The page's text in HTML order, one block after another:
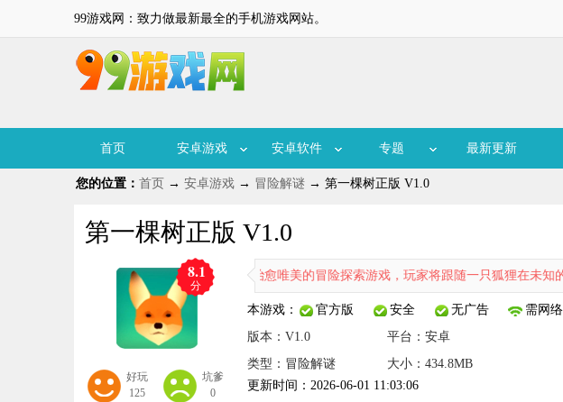
99游戏网：致力做最新最全的手机游戏网站。
首页 安卓游戏 安卓软件 专题 最新更新
您的位置： 首页 → 安卓游戏 → 冒险解谜 → 第一棵树正版 V1.0
第一棵树正版 V1.0
8.1
分
好玩
125
坑爹
0
第一棵树正版是一款画面治愈唯美的冒险探索游戏，玩家将跟随一只狐狸在未知的世界里开
本游戏： 官方版 安全 无广告
需网络
版本：V1.0
平台： 安卓
类型：冒险解谜
大小：434.8MB
更新时间：2026-06-01 11:03:06